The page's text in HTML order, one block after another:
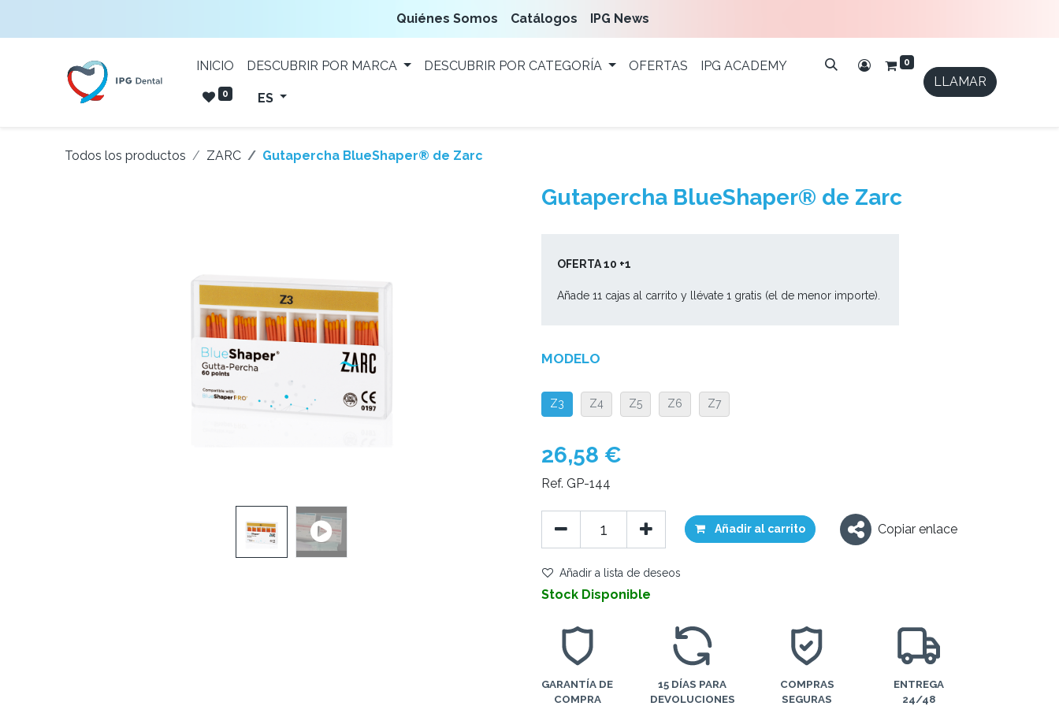
Quiénes Somos Catálogos IPG News
INICIO DESCUBRIR POR MARCA DESCUBRIR POR CATEGORÍA OFERTAS IPG ACADEMY 0
0 ES
LLAMAR
Todos los productos ZARC Gutapercha BlueShaper® de Zarc
Gutapercha BlueShaper® de Zarc
OFERTA 10 +1
Añade 11 cajas al carrito y llévate 1 gratis (el de menor importe).
MODELO
Z3 Z4 Z5 Z6 Z7
26,58 €
Ref. GP-144
Añadir al carrito Copiar enlace
Añadir a lista de deseos
Stock Disponible
GARANTÍA DE
COMPRA
15 DÍAS PARA
DEVOLUCIONES
COMPRAS
SEGURAS
ENTREGA
24/48